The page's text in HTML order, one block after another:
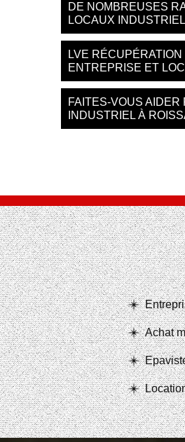
DE NOMBREUSES
LOCAUX
LVE
ENTREPRISE ET
FAITES-VOUS
INDUSTRIEL À
Achat